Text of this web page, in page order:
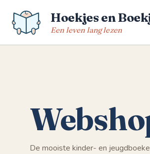
naar
inhoud
Hoekjes en
Een leven lang lezen
De mooiste kinder- en